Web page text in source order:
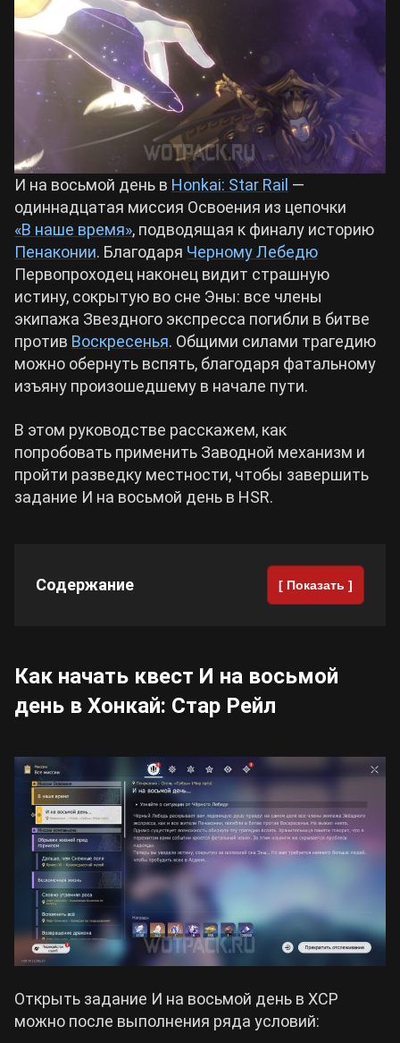
Crimson Desert
Zenless Zone Zero
Kingdom Come: Deliverance 2
Path of Exile 2
Wuthering Waves
Roblox
Hogwarts Legacy
Cyberpunk 2077
Все игры
Билды Arknights: Endfield
Билды Wuthering Waves
Билды Cyberpunk 2077
Билды Path of Exile 2
И на восьмой день в Honkai: Star Rail —
одиннадцатая миссия Освоения из цепочки
«В наше время», подводящая к финалу историю
Пенаконии. Благодаря Черному Лебедю
Первопроходец наконец видит страшную
истину, сокрытую во сне Эны: все члены
экипажа Звездного экспресса погибли в битве
против Воскресенья. Общими силами трагедию
можно обернуть вспять, благодаря фатальному
изъяну произошедшему в начале пути.
В этом руководстве расскажем, как
попробовать применить Заводной механизм и
пройти разведку местности, чтобы завершить
задание И на восьмой день в HSR.
Содержание [ Показать ]
Как начать квест И на восьмой
день в Хонкай: Стар Рейл
Открыть задание И на восьмой день в ХСР
можно после выполнения ряда условий: